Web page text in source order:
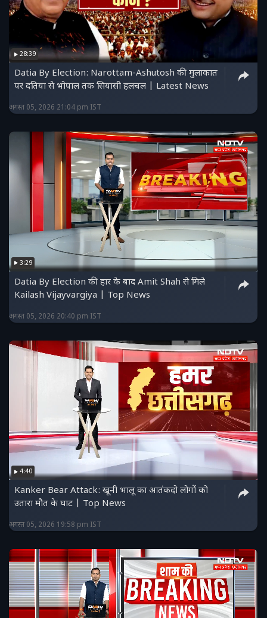
28:39
Datia By Election: Narottam-Ashutosh की मुलाकात
पर दतिया से भोपाल तक सियासी हलचल | Latest News
अगस्त 05, 2026 21:04 pm IST
3:29
Datia By Election की हार के बाद Amit Shah से मिले
Kailash Vijayvargiya | Top News
अगस्त 05, 2026 20:40 pm IST
4:40
Kanker Bear Attack: खूनी भालू का आतंकदो लोगों को
उतारा मौत के घाट | Top News
अगस्त 05, 2026 19:58 pm IST